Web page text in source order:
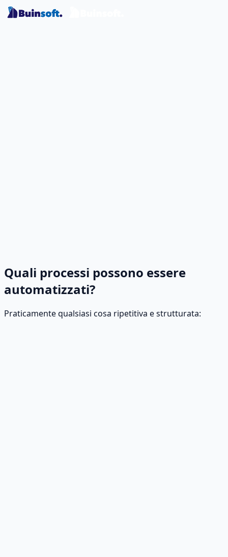
Quali processi possono essere
automatizzati?
Praticamente qualsiasi cosa ripetitiva e strutturata: